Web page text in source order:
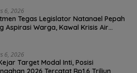
6, 2026
Tegas Legislator Natanael Pepah
Aspirasi Warga, Kawal Krisis Air
6, 2026
Target Modal Inti, Posisi
2026 Tercatat Rp1,6 Triliun